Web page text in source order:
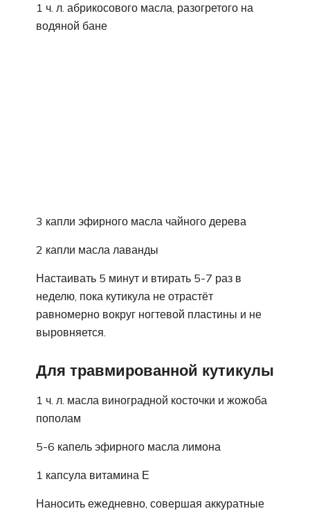
1 ч. л. абрикосового масла, разогретого на
водяной бане
3 капли эфирного масла чайного дерева
2 капли масла лаванды
Настаивать 5 минут и втирать 5-7 раз в
неделю, пока кутикула не отрастёт
равномерно вокруг ногтевой пластины и не
выровняется.
Для травмированной кутикулы
1 ч. л. масла виноградной косточки и жожоба
пополам
5-6 капель эфирного масла лимона
1 капсула витамина Е
Наносить ежедневно, совершая аккуратные